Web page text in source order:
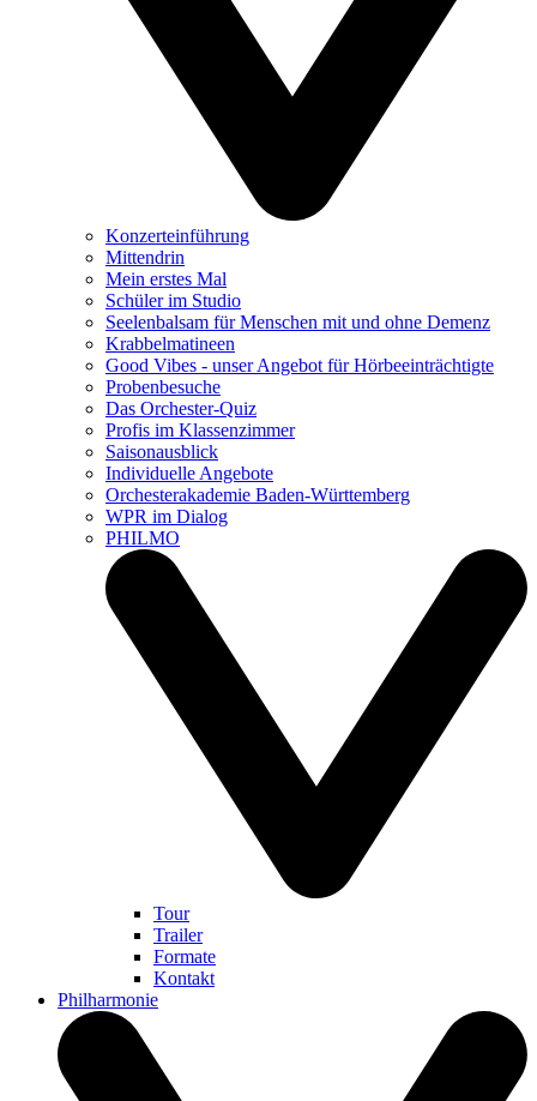
Konzerteinführung
Mittendrin
Mein erstes Mal
Schüler im Studio
Seelenbalsam für Menschen mit und ohne Demenz
Krabbelmatineen
Good Vibes - unser Angebot für Hörbeeinträchtigte
Probenbesuche
Das Orchester-Quiz
Profis im Klassenzimmer
Saisonausblick
Individuelle Angebote
Orchesterakademie Baden-Württemberg
WPR im Dialog
PHILMO
Tour
Trailer
Formate
Kontakt
Philharmonie